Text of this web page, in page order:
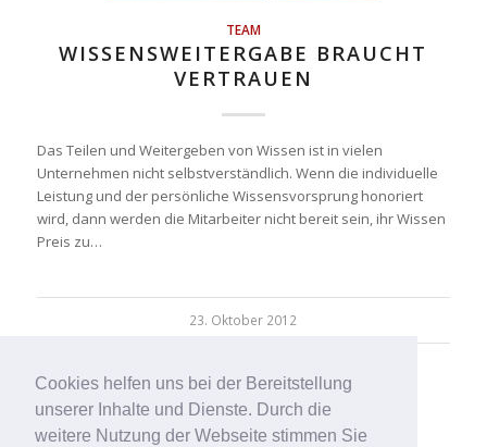
Cookies helfen uns bei der Bereitstellung
unserer Inhalte und Dienste. Durch die
weitere Nutzung der Webseite stimmen Sie
TEAM
WISSENSWEITERGABE BRAUCHT
VERTRAUEN
Das Teilen und Weitergeben von Wissen ist in vielen
Unternehmen nicht selbstverständlich. Wenn die individuelle
Leistung und der persönliche Wissensvorsprung honoriert
wird, dann werden die Mitarbeiter nicht bereit sein, ihr Wissen
Preis zu…
23. Oktober 2012